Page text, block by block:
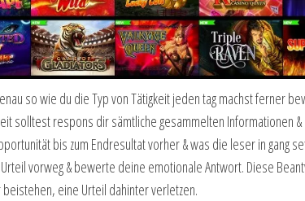
so wie du die Typ von Tätigkeit jeden tag machst ferner
solltest respons dir sämtliche gesammelten Informationen &
bis zum Endresultat vorher & was die leser in gang
vorweg & bewerte deine emotionale Antwort. Diese
eine Urteil dahinter verletzen.